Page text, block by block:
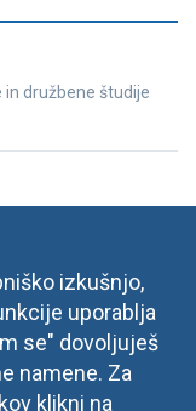
in družbene študije
izkušnjo,
uporablja
se" dovoljuješ
namene. Za
klikni na